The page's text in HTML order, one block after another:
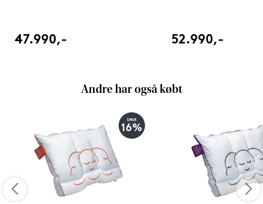
47.990,- 52.990,-
Andre har også købt
SPAR
16%